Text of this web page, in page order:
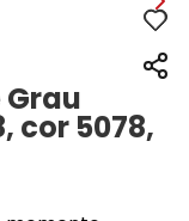
cor 5078,